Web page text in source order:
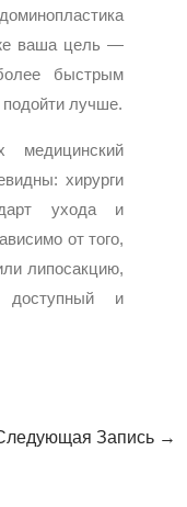
ваша цель —
быстрым
лучше.
медицинский
хирурги
ухода и
от того,
липосакцию,
доступный и
Запись →